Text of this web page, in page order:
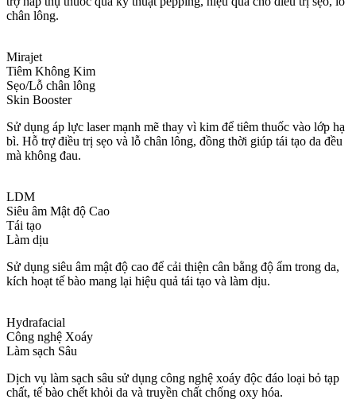
chân lông.
Mirajet
Tiêm Không Kim
Sẹo/Lỗ chân lông
Skin Booster
Sử dụng áp lực laser mạnh mẽ thay vì kim để tiêm thuốc vào lớp hạ
bì. Hỗ trợ điều trị sẹo và lỗ chân lông, đồng thời giúp tái tạo da đều
mà không đau.
LDM
Siêu âm Mật độ Cao
Tái tạo
Làm dịu
Sử dụng siêu âm mật độ cao để cải thiện cân bằng độ ẩm trong da,
kích hoạt tế bào mang lại hiệu quả tái tạo và làm dịu.
Hydrafacial
Công nghệ Xoáy
Làm sạch Sâu
Dịch vụ làm sạch sâu sử dụng công nghệ xoáy độc đáo loại bỏ tạp
chất, tế bào chết khỏi da và truyền chất chống oxy hóa.